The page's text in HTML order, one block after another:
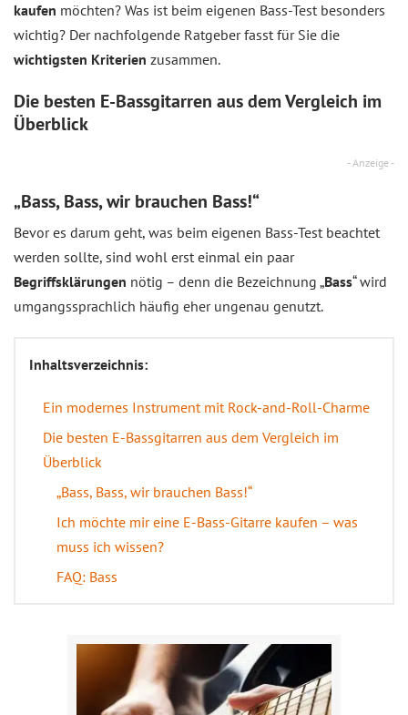
kaufen möchten? Was ist beim eigenen Bass-Test besonders
wichtig? Der nachfolgende Ratgeber fasst für Sie die
wichtigsten Kriterien zusammen.
Die besten E-Bassgitarren aus demVergleich im
Überblick
- Anzeige -
„Bass, Bass, wir brauchen Bass!“
Bevor es darum geht, was beim eigenen Bass-Test beachtet
werden sollte, sind wohl erst einmal ein paar
Begriffsklärungen nötig – denn die Bezeichnung „Bass“ wird
umgangssprachlich häufig eher ungenau genutzt.
Inhaltsverzeichnis:
Ein modernes Instrument mit Rock-and-Roll-Charme
Die besten E-Bassgitarren aus dem Vergleich im
Überblick
„Bass, Bass, wir brauchen Bass!“
Ich möchte mir eine E-Bass-Gitarre kaufen – was
muss ich wissen?
FAQ: Bass